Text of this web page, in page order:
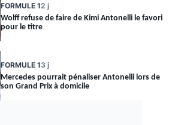
FORMULE 12 j
Wolff refuse de faire de Kimi Antonelli le favori
pour le titre
FORMULE 13 j
Mercedes pourrait pénaliser Antonelli lors de
son Grand Prix à domicile